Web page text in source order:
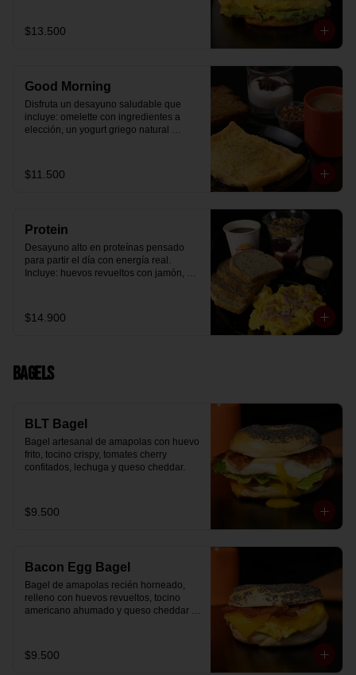
Se envía en bolsa delivery.
$13.500
Good Morning
Disfruta un desayuno saludable que
incluye: omelette con ingredientes a
elección, un yogurt griego natural
Breakfast y granola (endulzada con
miel), más un café o té a elección y un
$11.500
Protein
Desayuno alto en proteínas pensado
para partir el día con energía real.
Incluye: huevos revueltos con jamón,
mermelada de arándanos y granola
receta exclusiva The Breakfast, porción
$14.900
Bagels
BLT Bagel
Bagel artesanal de amapolas con huevo
frito, tocino crispy, tomates cherry
confitados, lechuga y queso cheddar.
$9.500
Bacon Egg Bagel
Bagel de amapolas recién horneado,
relleno con huevos revueltos, tocino
americano ahumado y queso cheddar
$9.500